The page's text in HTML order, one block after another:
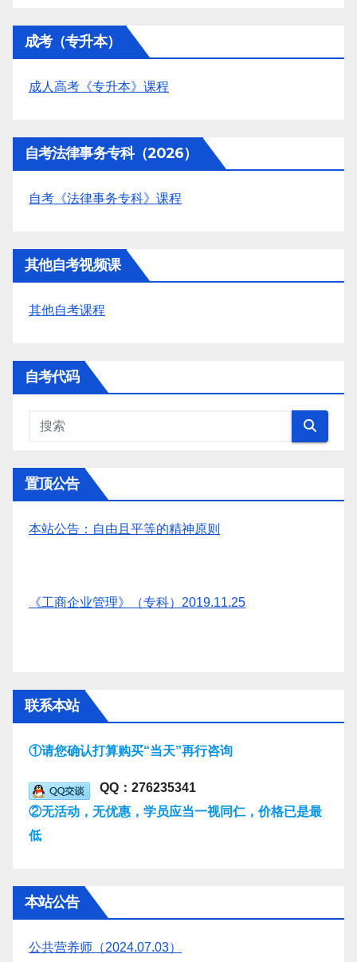
成考（专升本）
成人高考《专升本》课程
自考法律事务专科（2026）
自考《法律事务专科》课程
其他自考视频课
其他自考课程
自考代码
置顶公告
本站公告：自由且平等的精神原则
《工商企业管理》（专科）2019.11.25
联系本站
①请您确认打算购买“当天”再行咨询
QQ：276235341
②无活动，无优惠，学员应当一视同仁，价格已是最
低
本站公告
公共营养师（2024.07.03）